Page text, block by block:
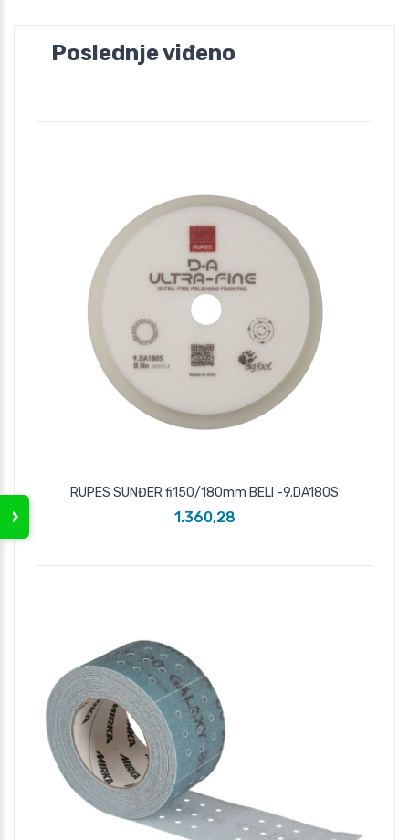
›
Poslednje viđeno
RUPES SUNĐER fi150/180mm BELI -9.DA180S
1.360,28